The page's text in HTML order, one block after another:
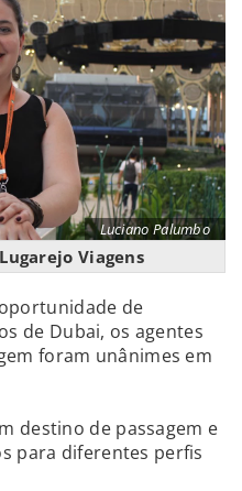
Luciano Palumbo
Viagens
de
de Dubai, os agentes
foram unânimes em
destino de passagem e
para diferentes perfis